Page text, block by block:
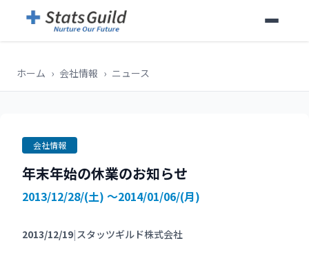
ホーム › 会社情報 › ニュース
会社情報
年末年始の休業のお知らせ
2013/12/28/(土) ～2014/01/06/(月)
2013/12/19|スタッツギルド株式会社